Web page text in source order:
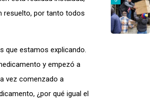
resuelto, por tanto todos
que estamos explicando.
y empezó a
vez comenzado a
¿por qué igual el